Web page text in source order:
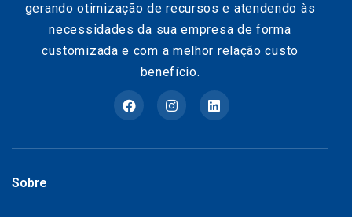
gerando otimização de recursos e atendendo às
necessidades da sua empresa de forma
customizada e com a melhor relação custo
benefício.
Sobre